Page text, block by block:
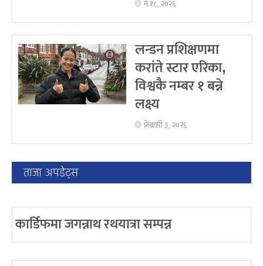
मे १८, २०२६
लन्डन प्रशिक्षणमा
करांते स्टार एरिका,
विश्वकै नम्बर १ बन्ने
लक्ष्य
फ्रेब्रवरी ३, २०२६
ताजा अपडेट्स
कार्डिफमा जगन्नाथ रथयात्रा सम्पन्न